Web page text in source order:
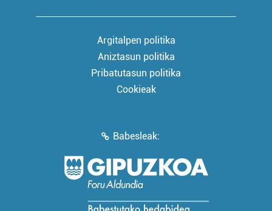
Argitalpen politika
Aniztasun politika
Pribatutasun politika
Cookieak
Babesleak: